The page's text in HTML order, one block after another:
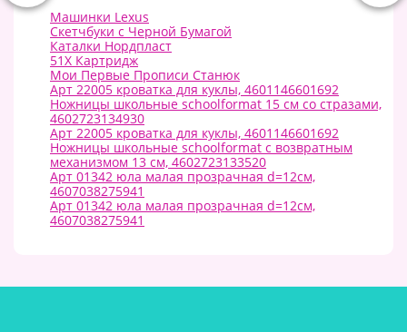
Машинки Lexus
Скетчбуки с Черной Бумагой
Каталки Нордпласт
51X Картридж
Мои Первые Прописи Станюк
Арт 22005 кроватка для куклы, 4601146601692
Ножницы школьные schoolformat 15 см со стразами,
4602723134930
Арт 22005 кроватка для куклы, 4601146601692
Ножницы школьные schoolformat с возвратным
механизмом 13 см, 4602723133520
Арт 01342 юла малая прозрачная d=12см,
4607038275941
Арт 01342 юла малая прозрачная d=12см,
4607038275941